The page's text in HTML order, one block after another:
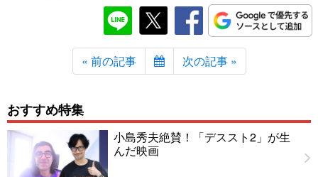
« 前の記事 次の記事 »
おすすめ特集
小島秀夫絶賛！「デススト2」が生
んだ映画